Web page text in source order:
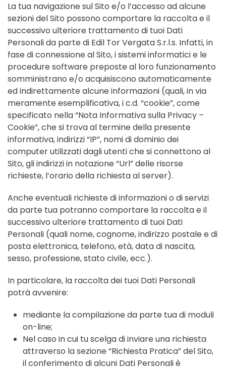
La tua navigazione sul Sito e/o l’accesso ad alcune
sezioni del Sito possono comportare la raccolta e il
successivo ulteriore trattamento di tuoi Dati
Personali da parte di Edil Tor Vergata S.r.l.s. Infatti, in
fase di connessione al Sito, i sistemi informatici e le
procedure software preposte al loro funzionamento
somministrano e/o acquisiscono automaticamente
ed indirettamente alcune informazioni (quali, in via
meramente esemplificativa, i c.d. “cookie”, come
specificato nella “Nota Informativa sulla Privacy –
Cookie”, che si trova al termine della presente
informativa, indirizzi “IP”, nomi di dominio dei
computer utilizzati dagli utenti che si connettono al
Sito, gli indirizzi in notazione “Url” delle risorse
richieste, l’orario della richiesta al server).
Anche eventuali richieste di informazioni o di servizi
da parte tua potranno comportare la raccolta e il
successivo ulteriore trattamento di tuoi Dati
Personali (quali nome, cognome, indirizzo postale e di
posta elettronica, telefono, età, data di nascita,
sesso, professione, stato civile, ecc.).
In particolare, la raccolta dei tuoi Dati Personali
potrà avvenire:
mediante la compilazione da parte tua di moduli
on-line;
Nel caso in cui tu scelga di inviare una richiesta
attraverso la sezione “Richiesta Pratica” del Sito,
il conferimento di alcuni Dati Personali è